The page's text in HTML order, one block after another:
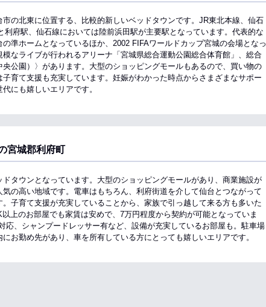
の北東に位置する、比較的新しいベッドタウンです。JR東北本線、仙石
府駅、仙石線においては陸前浜田駅が主要駅となっています。代表的な
準ホームとなっているほか、2002 FIFAワールドカップ宮城の会場となっ
なライブが行われるアリーナ「宮城県総合運動公園総合体育館」、総合
公園）〉があります。大型のショッピングモールもあるので、買い物の
育て支援も充実しています。妊娠がわかった時点からさまざまなサポー
にも嬉しいエリアです。
宮城郡利府町
タウンとなっています。大型のショッピングモールがあり、商業施設が
の高い地域です。電車はもちろん、利府街道を介して仙台とつながって
子育て支援が充実していることから、家族で引っ越して来る方も多いた
上のお部屋でも家賃は安めで、7万円程度から契約が可能となっていま
応、シャンプードレッサー有など、設備が充実しているお部屋も。駐車場
お勤め先があり、車を所有している方にとっても嬉しいエリアです。